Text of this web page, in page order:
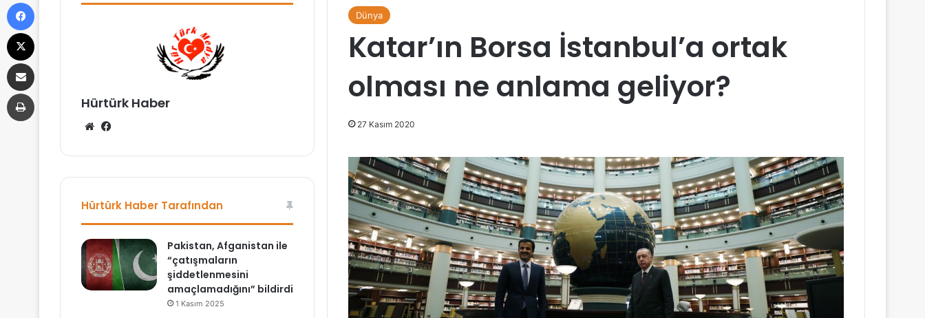
Dünya
Katar’ın Borsa İstanbul’a ortak
olması ne anlama geliyor?
27 Kasım 2020
Hürtürk Haber
We
sit
esi
bo
ok
Hürtürk Haber Tarafından
Pakistan, Afganistan ile
“çatışmaların
şiddetlenmesini
amaçlamadığını” bildirdi
1 Kasım 2025